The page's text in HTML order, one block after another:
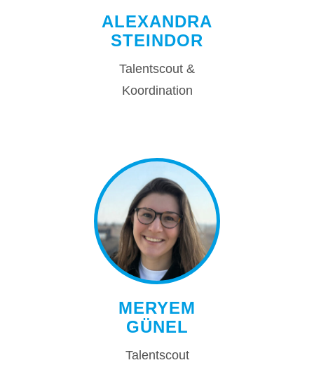
ALEXANDRA
STEINDOR
Talentscout &
Koordination
MERYEM
GÜNEL
Talentscout